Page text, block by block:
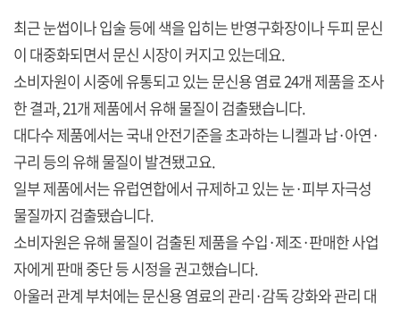
최근 눈썹이나 입술 등에 색을 입히는 반영구화장이나 두피 문신
이 대중화되면서 문신 시장이 커지고 있는데요.
소비자원이 시중에 유통되고 있는 문신용 염료 24개 제품을 조사
한 결과, 21개 제품에서 유해 물질이 검출됐습니다.
대다수 제품에서는 국내 안전기준을 초과하는 니켈과 납·아연·
구리 등의 유해 물질이 발견됐고요.
일부 제품에서는 유럽연합에서 규제하고 있는 눈·피부 자극성
물질까지 검출됐습니다.
소비자원은 유해 물질이 검출된 제품을 수입·제조·판매한 사업
자에게 판매 중단 등 시정을 권고했습니다.
아울러 관계 부처에는 문신용 염료의 관리·감독 강화와 관리 대